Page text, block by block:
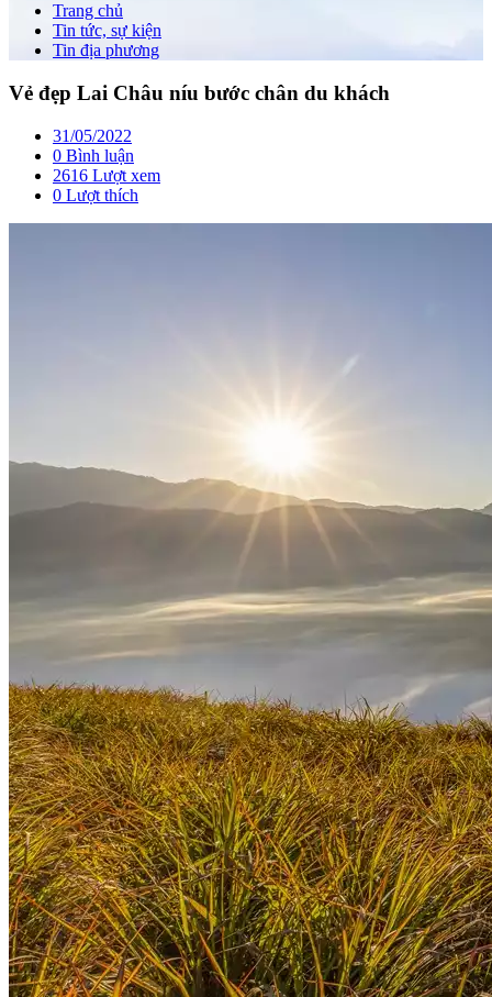
Trang chủ
Tin tức, sự kiện
Tin địa phương
Vẻ đẹp Lai Châu níu bước chân du khách
31/05/2022
0 Bình luận
2616 Lượt xem
0 Lượt thích